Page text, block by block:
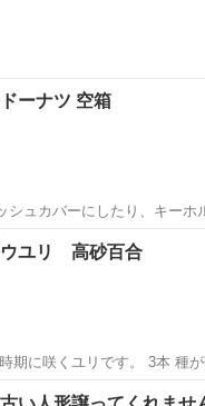
ーナツ 空箱
ュカバーにしたり、キーホ
ズの方いかがでしょうか？🍏 メ
その他
ウユリ 高砂百合
ユリです。 3本 種が落ちてまた来
きな方